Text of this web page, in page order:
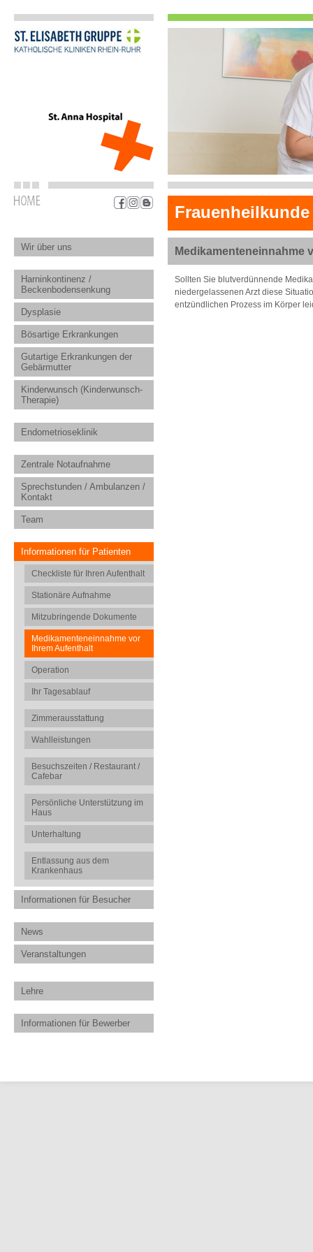
Frauenheilkunde
Wir über uns
Harninkontinenz /
Beckenbodensenkung
Dysplasie
Bösartige Erkrankungen
Gutartige Erkrankungen der
Gebärmutter
Kinderwunsch (Kinderwunsch-
Therapie)
Endometrioseklinik
Zentrale Notaufnahme
Sprechstunden / Ambulanzen /
Kontakt
Team
Informationen für Patienten
Checkliste für Ihren Aufenthalt
Stationäre Aufnahme
Mitzubringende Dokumente
Medikamenteneinnahme vor
Ihrem Aufenthalt
Operation
Ihr Tagesablauf
Zimmerausstattung
Wahlleistungen
Besuchszeiten / Restaurant /
Cafebar
Persönliche Unterstützung im
Haus
Unterhaltung
Entlassung aus dem
Krankenhaus
Informationen für Besucher
News
Veranstaltungen
Lehre
Informationen für Bewerber
Medikamenteneinnahme
Sollten Sie blutverdünnende
niedergelassenen Arzt diese
entzündlichen Prozess im Körper